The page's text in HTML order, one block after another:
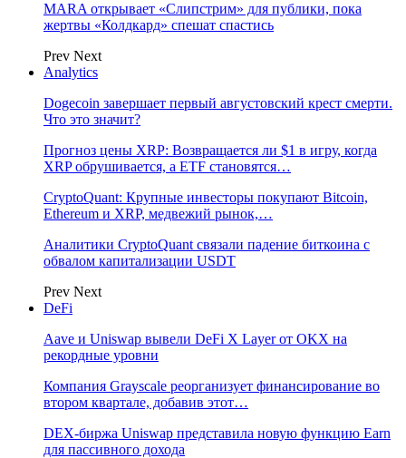
MARA открывает «Слипстрим» для публики, пока
жертвы «Колдкард» спешат спастись
Prev Next
Analytics
Dogecoin завершает первый августовский крест смерти.
Что это значит?
Прогноз цены XRP: Возвращается ли $1 в игру, когда
XRP обрушивается, а ETF становятся…
CryptoQuant: Крупные инвесторы покупают Bitcoin,
Ethereum и XRP, медвежий рынок,…
Аналитики CryptoQuant связали падение биткоина с
обвалом капитализации USDT
Prev Next
DeFi
Aave и Uniswap вывели DeFi X Layer от OKX на
рекордные уровни
Компания Grayscale реорганизует финансирование во
втором квартале, добавив этот…
DEX-биржа Uniswap представила новую функцию Earn
для пассивного дохода